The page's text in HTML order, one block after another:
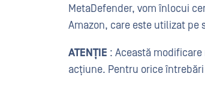
MetaDefender, vom înlocui
Amazon, care este utilizat pe
ATENȚIE : Această
acțiune. Pentru orice